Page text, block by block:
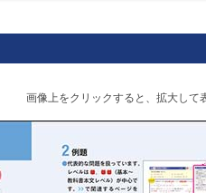
画像上をクリックすると、拡大して